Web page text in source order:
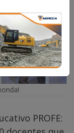
PROFE: